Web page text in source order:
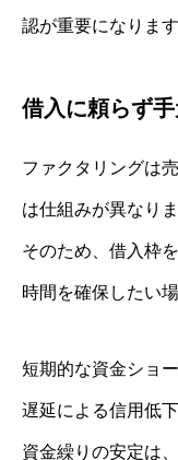
認が重要になります
借入に頼らず
ファクタリングは
は仕組みが異なりま
そのため、借入枠
時間を確保したい
短期的な資金ショ
遅延による信用低
資金繰りの安定は